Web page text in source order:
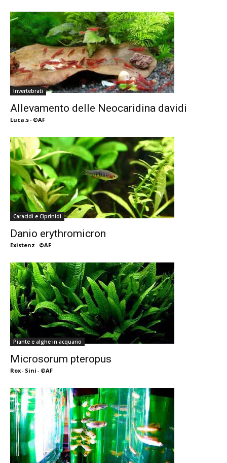
Invertebrati
Allevamento delle Neocaridina davidi
Luca.s- ©AF
Caracidi e Ciprinidi
Danio erythromicron
Existenz - ©AF
Piante e alghe in acquario
Microsorum pteropus
Rox- Sini - ©AF